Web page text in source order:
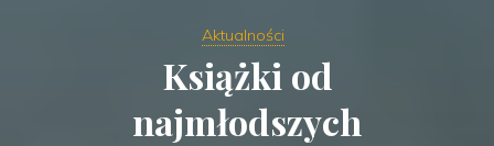
Aktualności
Książki od
najmłodszych